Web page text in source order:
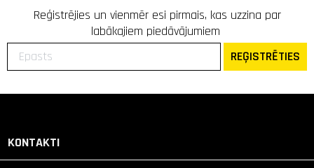
Reģistrējies un vienmēr esi pirmais, kas uzzina par
labākajiem piedāvājumiem
REĢISTRĒTIES
KONTAKTI